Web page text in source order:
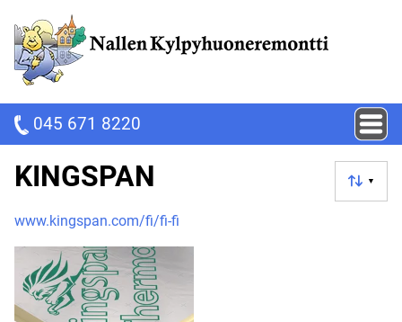
045 671 8220
▼
KINGSPAN
www.kingspan.com/fi/fi-fi